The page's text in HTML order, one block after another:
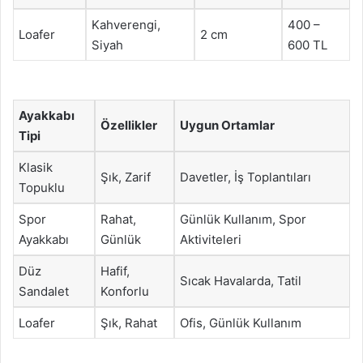
Loafer
Kahverengi,
Siyah
2 cm
400 –
600 TL
Ayakkabı
Tipi
Özellikler Uygun Ortamlar
Klasik
Topuklu
Şık, Zarif Davetler, İş Toplantıları
Spor
Ayakkabı
Rahat,
Günlük
Günlük Kullanım, Spor
Aktiviteleri
Düz
Sandalet
Hafif,
Konforlu
Sıcak Havalarda, Tatil
Loafer Şık, Rahat Ofis, Günlük Kullanım